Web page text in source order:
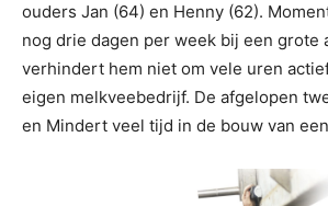
ouders Jan (64) en Henny (62).
nog drie dagen per week bij een grote
verhindert hem niet om vele uren
eigen melkveebedrijf. De afgelopen
en Mindert veel tijd in de bouw van